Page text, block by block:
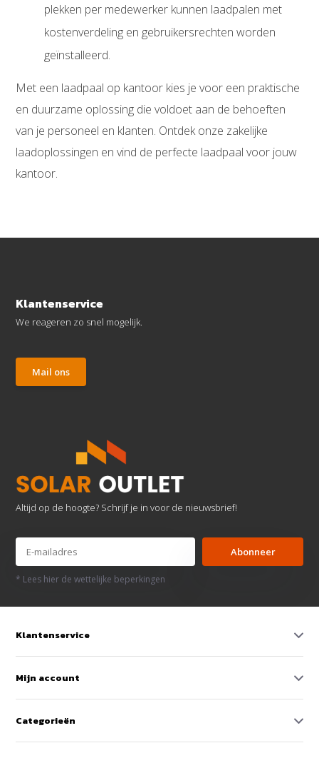
plekken per medewerker kunnen laadpalen met
kostenverdeling en gebruikersrechten worden
geïnstalleerd.
Met een laadpaal op kantoor kies je voor een praktische
en duurzame oplossing die voldoet aan de behoeften
van je personeel en klanten. Ontdek onze zakelijke
laadoplossingen en vind de perfecte laadpaal voor jouw
kantoor.
Klantenservice
We reageren zo snel mogelijk.
Mail ons
Altijd op de hoogte? Schrijf je in voor de nieuwsbrief!
Abonneer
* Lees hier de wettelijke beperkingen
Klantenservice
Mijn account
Categorieën